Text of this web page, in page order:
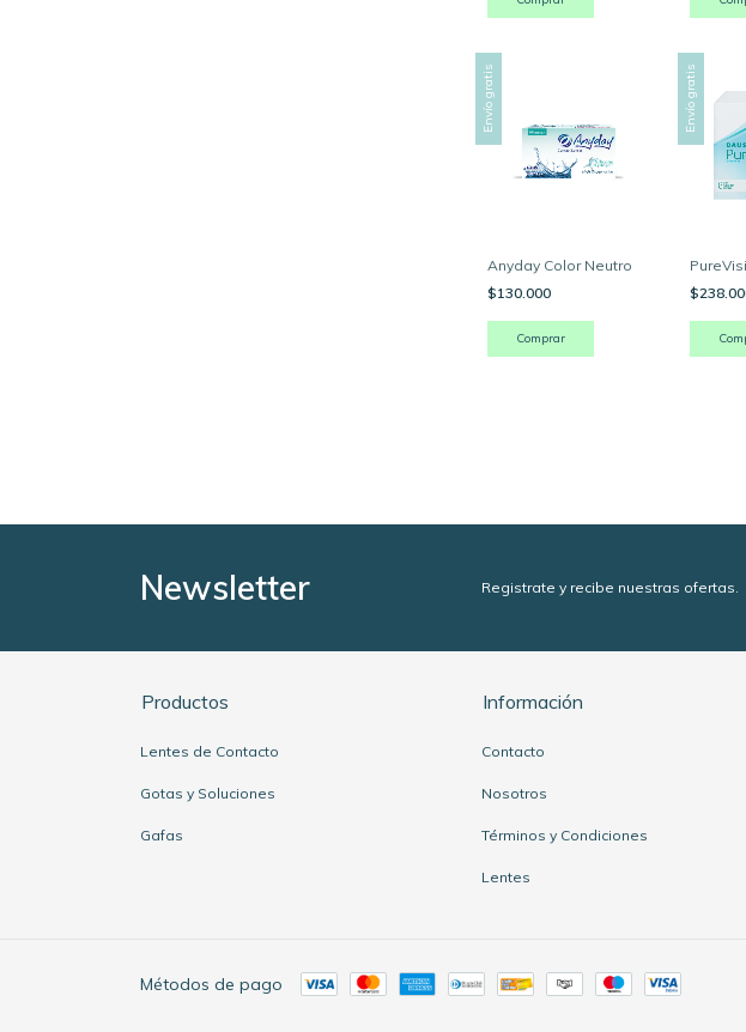
Envío gratis
Anyday Color Neutro
$130.000
Comprar
Envío gratis
Newsletter Registrate y recibe nuestras ofertas.
Productos
Lentes de Contacto
Gotas y Soluciones
Gafas
Información
Contacto
Nosotros
Términos y Condiciones
Lentes
Métodos de pago